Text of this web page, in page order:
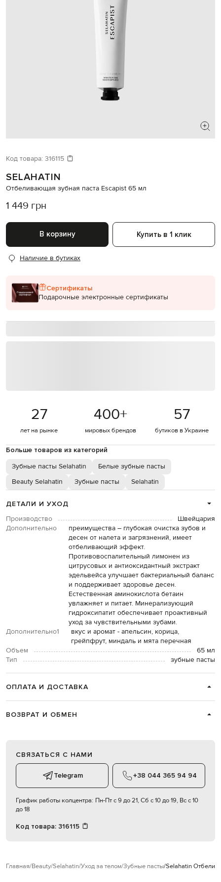
Код товара: 316115
SELAHATIN
Отбеливающая зубная паста Escapist 65 мл
1 449 грн
В корзину Купить в 1 клик
Наличие в бутиках
Сертификаты
Подарочные электронные сертификаты
27
лет на рынке
400+
мировых брендов
57
бутиков в Украине
Больше товаров из категорий
Зубные пасты Selahatin
Белые зубные пасты
Beauty Selahatin
Зубные пасты Selahatin
ДЕТАЛИ И УХОД
Производство
Швейцария
Дополнительно
преимущества – глубокая очистка зубов и
десен от налета и загрязнений, имеет
отбеливающий эффект.
Противовоспалительный лимонен из
цитрусовых и антиоксидантный экстракт
эдельвейса улучшает бактериальный баланс
и поддерживает здоровье десен.
Естественная аминокислота бетаин
увлажняет и питает. Минерализующий
гидроксипатит обеспечивает проактивный
уход за чувствительными зубами.
Дополнительно1
вкус и аромат - апельсин, корица,
грейпфрут, миндаль и мята перечная
Объем
65 мл
Тип
зубные пасты
ОПЛАТА И ДОСТАВКА
ВОЗВРАТ И ОБМЕН
СВЯЗАТЬСЯ С НАМИ
Telegram +38 044 365 94 94
График работы колцентра: Пн-Пт с 9 до 21, Сб с 10 до 19, Вс с 10
до 18
Код товара: 316115
Главная Beauty Selahatin Уход за телом Зубные пасты Selahatin